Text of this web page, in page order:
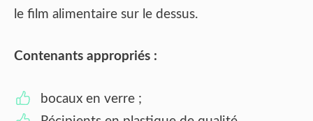
le film alimentaire sur le dessus.
Contenants appropriés :
bocaux en verre ;